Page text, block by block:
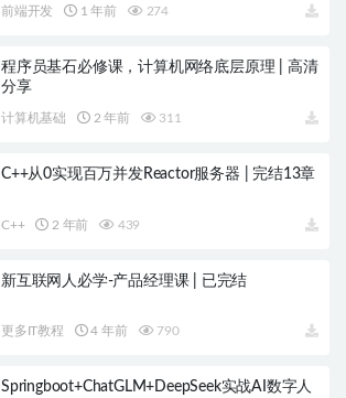
前端开发 1 年前 274
程序员基石必修课，计算机网络底层原理 | 高清
分享
计算机基础 2 年前 311
C++从0实现百万并发Reactor服务器 | 完结13章
C++ 2 年前 439
新互联网人必学-产品经理课 | 已完结
更多IT教程 4 年前 790
Springboot+ChatGLM+DeepSeek实战AI数字人